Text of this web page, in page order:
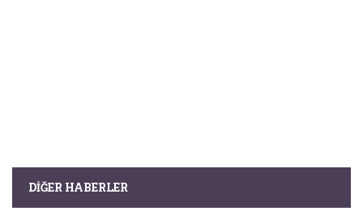
DIĞER HABERLER